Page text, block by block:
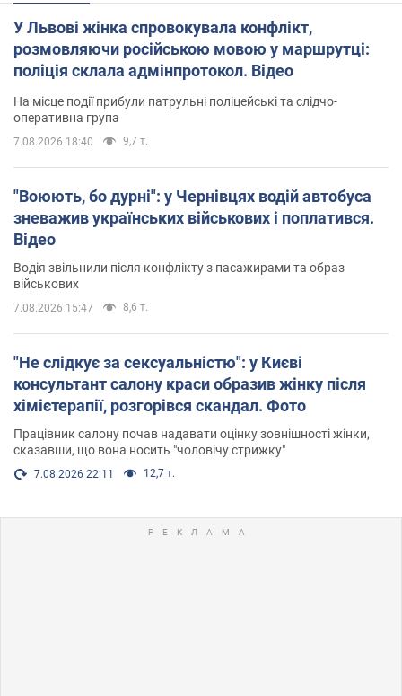
У Львові жінка спровокувала конфлікт,
розмовляючи російською мовою у маршрутці:
поліція склала адмінпротокол. Відео
На місце події прибули патрульні поліцейські та слідчо-
оперативна група
7.08.2026 18:40 9,7 т.
"Воюють, бо дурні": у Чернівцях водій автобуса
зневажив українських військових і поплатився.
Відео
Водія звільнили після конфлікту з пасажирами та образ
військових
7.08.2026 15:47 8,6 т.
"Не слідкує за сексуальністю": у Києві
консультант салону краси образив жінку після
хімієтерапії, розгорівся скандал. Фото
Працівник салону почав надавати оцінку зовнішності жінки,
сказавши, що вона носить "чоловічу стрижку"
7.08.2026 22:11 12,7 т.